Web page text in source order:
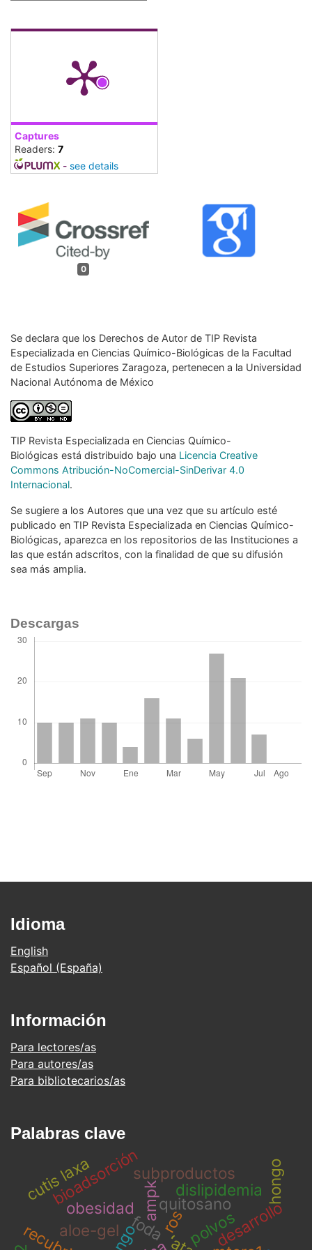
Captures
Readers: 7
- see details
0
Se declara que los Derechos de Autor de TIP Revista
Especializada en Ciencias Químico-Biológicas de la Facultad
de Estudios Superiores Zaragoza, pertenecen a la Universidad
Nacional Autónoma de México
TIP Revista Especializada en Ciencias Químico-
Biológicas está distribuido bajo una Licencia Creative
Commons Atribución-NoComercial-SinDerivar 4.0
Internacional.
Se sugiere a los Autores que una vez que su artículo esté
publicado en TIP Revista Especializada en Ciencias Químico-
Biológicas, aparezca en los repositorios de las Instituciones a
las que están adscritos, con la finalidad de que su difusión
sea más amplia.
Descargas
Idioma
English
Español (España)
Información
Para lectores/as
Para autores/as
Para bibliotecarios/as
Palabras clave
aloe-gel
quitosano
polvos
foda
obesidad desarrollo
ampk dislipidemia
bioadsorciónsubproductos
cutis laxa
ros
hongo